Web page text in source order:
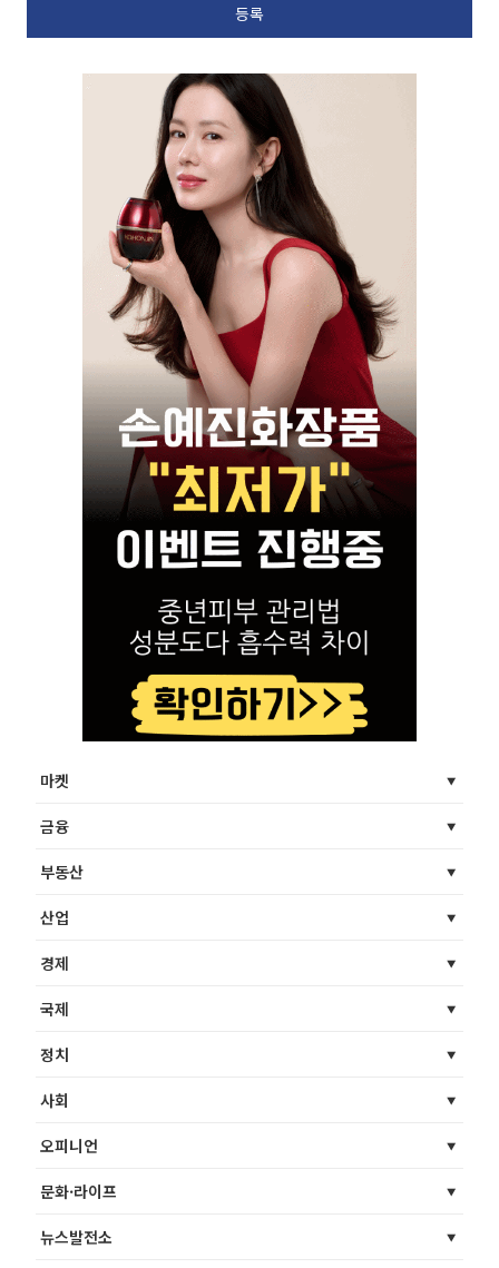
마켓
금융
부동산
산업
경제
국제
정치
사회
오피니언
문화·라이프
뉴스발전소